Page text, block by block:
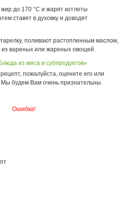
до 170 °С и жарят котлеты
ставят в духовку и доводят
тарелку, поливают растопленным маслом,
из вареных или жареных овощей.
из мяса и субпродуктов»
пожалуйста, оцените его или
Мы будем Вам очень признательны.
Ошибка!